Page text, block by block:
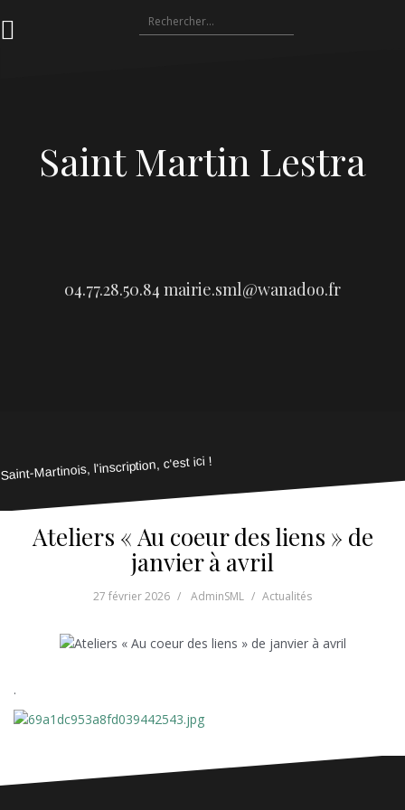
au
Rechercher :
Saint Martin Lestra
04.77.28.50.84 mairie.sml@wanadoo.fr
Saint-Martinois, l'inscription, c'est ici !
Ateliers « Au coeur des liens » de
janvier à avril
27 février 2026 AdminSML Actualités
.